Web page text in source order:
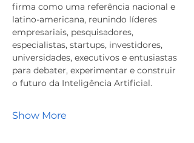
firma como uma referência nacional e
latino-americana, reunindo líderes
empresariais, pesquisadores,
especialistas, startups, investidores,
universidades, executivos e entusiastas
para debater, experimentar e construir
o futuro da Inteligência Artificial.
Show More